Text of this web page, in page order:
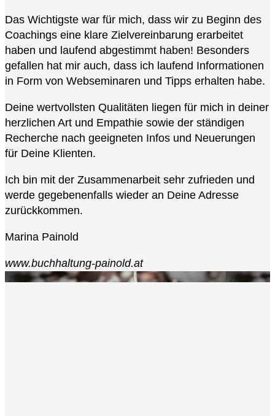
Das Wichtigste war für mich, dass wir zu Beginn des
Coachings eine klare Zielvereinbarung erarbeitet
haben und laufend abgestimmt haben! Besonders
gefallen hat mir auch, dass ich laufend Informationen
in Form von Webseminaren und Tipps erhalten habe.
Deine wertvollsten Qualitäten liegen für mich in deiner
herzlichen Art und Empathie sowie der ständigen
Recherche nach geeigneten Infos und Neuerungen
für Deine Klienten.
Ich bin mit der Zusammenarbeit sehr zufrieden und
werde gegebenenfalls wieder an Deine Adresse
zurückkommen.
Marina Painold
www.buchhaltung-painold.at